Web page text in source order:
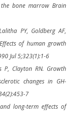
bone marrow Brain
PY, Goldberg AF,
of human growth
Jul 5;323(1):1-6
P, Clayton RN. Growth
changes in GH-
7
long-term effects of